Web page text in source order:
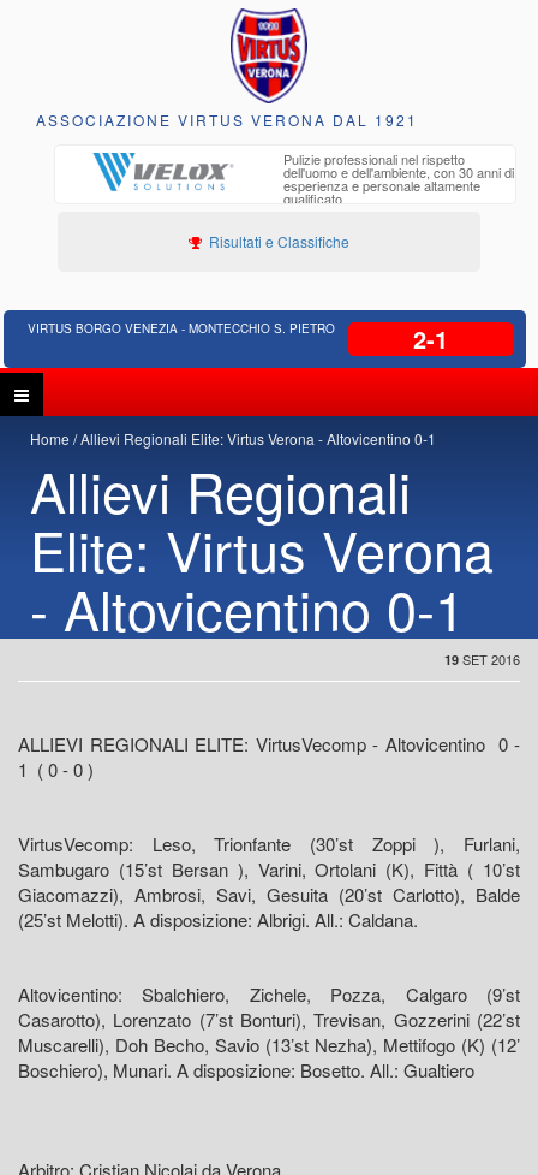
ASSOCIAZIONE VIRTUS VERONA DAL 1921
Pulizie professionali nel rispetto
dell'uomo e dell'ambiente, con 30 anni di
esperienza e personale altamente
qualificato
Risultati e Classifiche
VIRTUS BORGO VENEZIA - MONTECCHIO S. PIETRO 2-1
Home Allievi Regionali Elite: Virtus Verona - Altovicentino 0-1
Allievi Regionali
Elite: Virtus Verona
- Altovicentino 0-1
19 SET 2016
ALLIEVI REGIONALI ELITE: VirtusVecomp - Altovicentino 0 -
1 ( 0 - 0 )
VirtusVecomp: Leso, Trionfante (30’st Zoppi ), Furlani,
Sambugaro (15’st Bersan ), Varini, Ortolani (K), Fittà ( 10’st
Giacomazzi), Ambrosi, Savi, Gesuita (20’st Carlotto), Balde
(25’st Melotti). A disposizione: Albrigi. All.: Caldana.
Altovicentino: Sbalchiero, Zichele, Pozza, Calgaro (9’st
Casarotto), Lorenzato (7’st Bonturi), Trevisan, Gozzerini (22’st
Muscarelli), Doh Becho, Savio (13’st Nezha), Mettifogo (K) (12’
Boschiero), Munari. A disposizione: Bosetto. All.: Gualtiero